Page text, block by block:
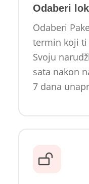
Odaberi
Odaberi
termin koji ti
Svoju
sata nakon
7 dana